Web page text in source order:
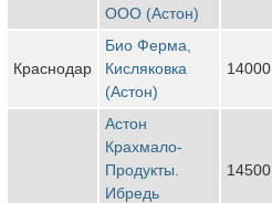
ООО (Астон)
Краснодар
Био Ферма,
Кисляковка
(Астон)
14000
Астон
Крахмало-
Продукты.
Ибредь
14500